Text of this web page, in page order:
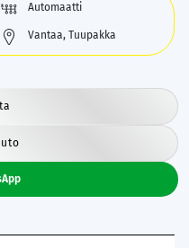
Automaatti
Vantaa, Tuupakka